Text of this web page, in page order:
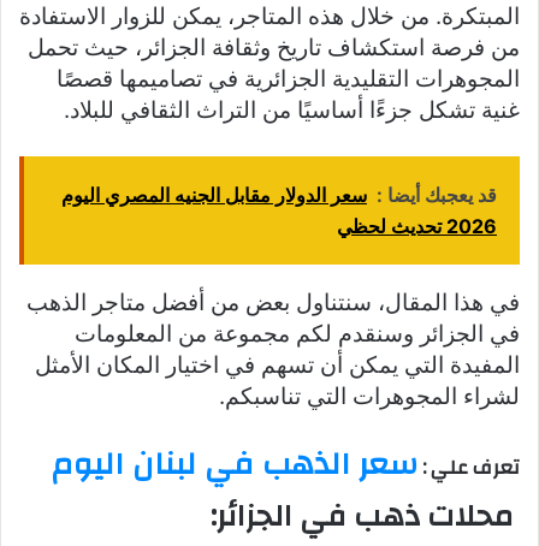
المبتكرة. من خلال هذه المتاجر، يمكن للزوار الاستفادة
من فرصة استكشاف تاريخ وثقافة الجزائر، حيث تحمل
المجوهرات التقليدية الجزائرية في تصاميمها قصصًا
غنية تشكل جزءًا أساسيًا من التراث الثقافي للبلاد.
قد يعجبك أيضا : سعر الدولار مقابل الجنيه المصري اليوم
2026 تحديث لحظي
في هذا المقال، سنتناول بعض من أفضل متاجر الذهب
في الجزائر وسنقدم لكم مجموعة من المعلومات
المفيدة التي يمكن أن تسهم في اختيار المكان الأمثل
لشراء المجوهرات التي تناسبكم.
تعرف علي :سعر الذهب في لبنان اليوم
محلات ذهب في الجزائر: